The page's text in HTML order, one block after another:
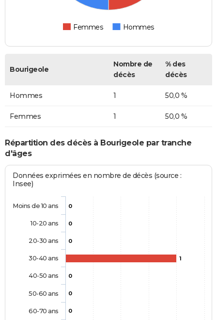
Femmes Hommes
Bourigeole
Nombre de
décès
% des
décès
Hommes 1 50,0 %
Femmes 1 50,0 %
Répartition des décès à Bourigeole par tranche
d'âges
Données exprimées en nombre de décès (source :
Insee)
0
0
0
1
0
0
0
Moins de 10 ans
10-20 ans
20-30 ans
30-40 ans
40-50 ans
50-60 ans
60-70 ans